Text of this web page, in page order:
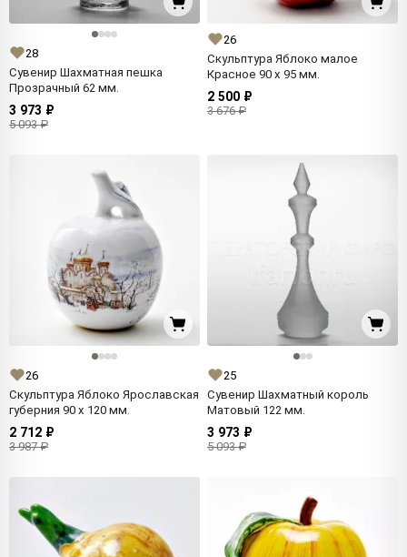
28
Сувенир Шахматная пешка
Прозрачный 62 мм.
3 973 ₽
5 093 ₽
26
Скульптура Яблоко малое
Красное 90 x 95 мм.
2 500 ₽
3 676 ₽
26
Скульптура Яблоко Ярославская
губерния 90 x 120 мм.
2 712 ₽
3 987 ₽
25
Сувенир Шахматный король
Матовый 122 мм.
3 973 ₽
5 093 ₽